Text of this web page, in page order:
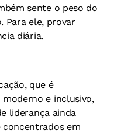
sente o peso do
Para ele, provar
diária.
que é
e inclusivo,
liderança ainda
em